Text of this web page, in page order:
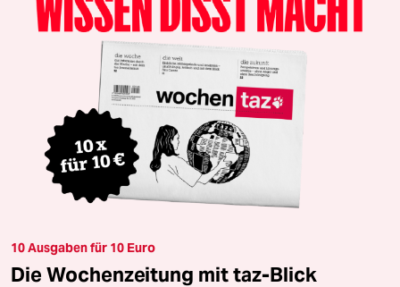
10 Ausgaben für 10 Euro
Die Wochenzeitung mit taz-Blick